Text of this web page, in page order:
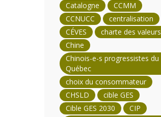
Catalogne
CCMM
CCNUCC
centralisation
CÉVES
charte des valeurs
Chine
Chinois-e-s progressistes du
Québec
choix du consommateur
CHSLD
cible GES
Cible GES 2030
CIP